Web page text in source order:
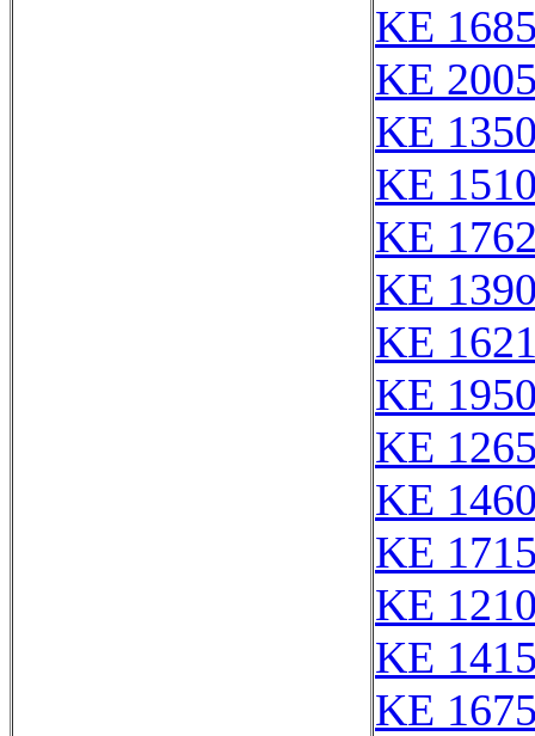
KE
KE
KE
KE
KE
KE
KE
KE
KE
KE
KE
KE
KE
KE